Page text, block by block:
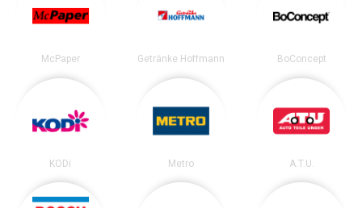
McPaper Getränke Hoffmann BoConcept
KODi Metro A.T.U.